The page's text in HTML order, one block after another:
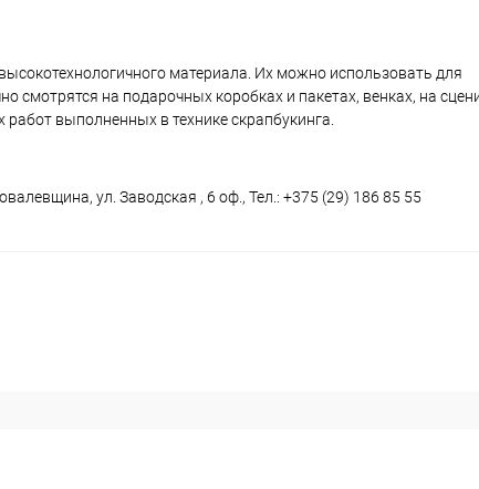
материала. Их можно использовать для
смотрятся на подарочных коробках и пакетах, венках, на
выполненных в технике скрапбукинга.
ул. Заводская , 6 оф., Тел.: +375 (29) 186 85 55